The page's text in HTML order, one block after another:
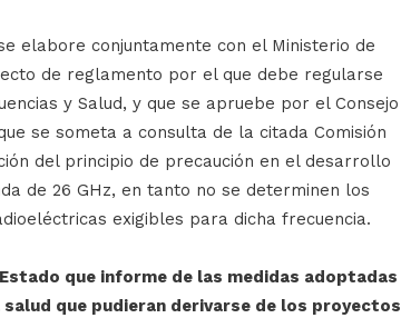
elabore conjuntamente con el Ministerio de
de reglamento por el que debe regularse
y Salud, y que se apruebe por el Consejo
se someta a consulta de la citada Comisión
del principio de precaución en el desarrollo
de 26 GHz, en tanto no se determinen los
exigibles para dicha frecuencia.
que informe de las medidas adoptadas
que pudieran derivarse de los proyectos